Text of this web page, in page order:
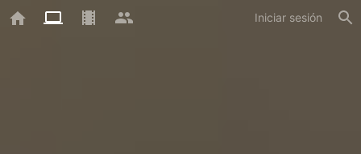
Iniciar sesión